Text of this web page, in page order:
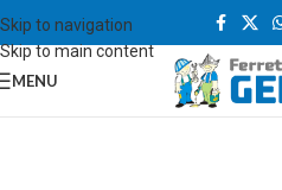
Skip to navigation
Skip to main content
MENU